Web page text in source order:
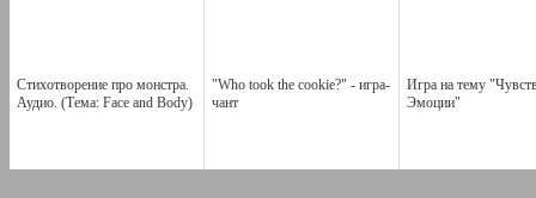
Стихотворение про монстра.
Аудио. (Тема: Face and Body)
"Who took the cookie?" - игра-
чант
Игра на тему
Эмоции"